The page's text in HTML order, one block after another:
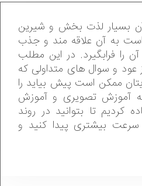
بسیار لذت بخش و شیرین
به آن علاقه مند و جذب
را فرابگیرد. در این مطلب
عود و سوال های متداولی که
ممکن است پیش بیاید را
آموزش تصویری و آموزش
کردیم تا بتوانید در روند
بیشتری پیدا کنید و